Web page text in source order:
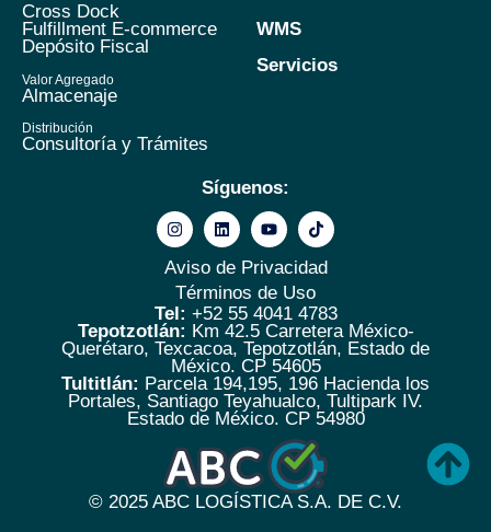
Cross Dock
Fulfillment E-commerce
Depósito Fiscal
Valor Agregado
Almacenaje
Distribución
Consultoría y Trámites
WMS
Servicios
Síguenos:
Aviso de Privacidad
Términos de Uso
Tel: +52 55 4041 4783
Tepotzotlán: Km 42.5 Carretera México-
Querétaro, Texcacoa, Tepotzotlán, Estado de
México. CP 54605
Tultitlán: Parcela 194,195, 196 Hacienda los
Portales, Santiago Teyahualco, Tultipark IV.
Estado de México. CP 54980
© 2025 ABC LOGÍSTICA S.A. DE C.V.